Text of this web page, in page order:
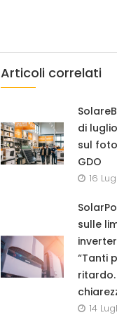
Articoli correlati
di
sul
GDO
16
sulle
“Tanti
ritardo.
14